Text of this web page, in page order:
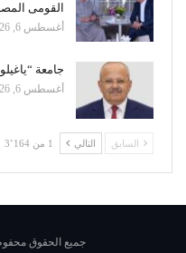
القومى
أغسطس 6, 2026
جامعة
أغسطس 6, 2026
السابق التالي 1 من 3٬164
جميع الحقوق محفوظة © 2026 -